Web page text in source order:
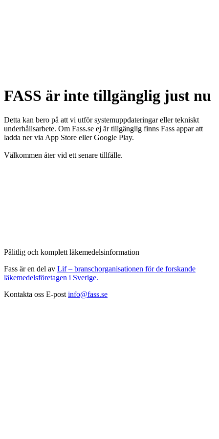
FASS är inte tillgänglig just nu
Detta kan bero på att vi utför systemuppdateringar eller tekniskt
underhållsarbete. Om Fass.se ej är tillgänglig finns Fass appar att
ladda ner via App Store eller Google Play.
Välkommen åter vid ett senare tillfälle.
Pålitlig och komplett läkemedelsinformation
Fass är en del av Lif – branschorganisationen för de forskande
läkemedelsföretagen i Sverige.
Kontakta oss E-post info@fass.se